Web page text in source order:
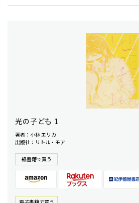
光の子ども 1
著者：小林 エリカ
出版社：リトル・モア
紙書籍で買う